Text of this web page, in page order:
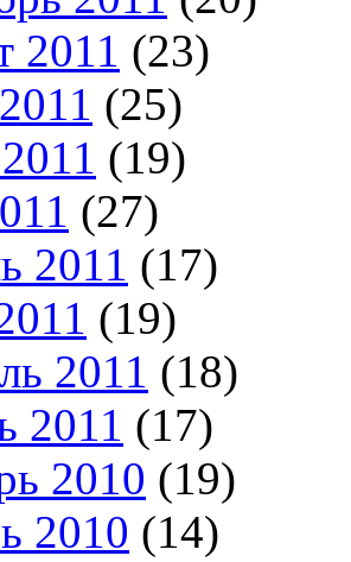
2011 (23)
(25)
(19)
(27)
2011 (17)
(19)
2011 (18)
2011 (17)
2010 (19)
2010 (14)